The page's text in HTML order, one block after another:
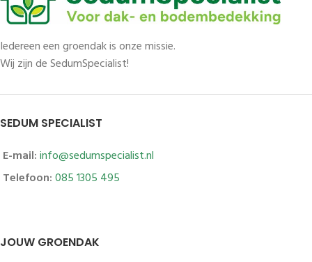
Iedereen een groendak is onze missie.
Wij zijn de SedumSpecialist!
SEDUM SPECIALIST
E-mail:info@sedumspecialist.nl
Telefoon:085 1305 495
JOUW GROENDAK